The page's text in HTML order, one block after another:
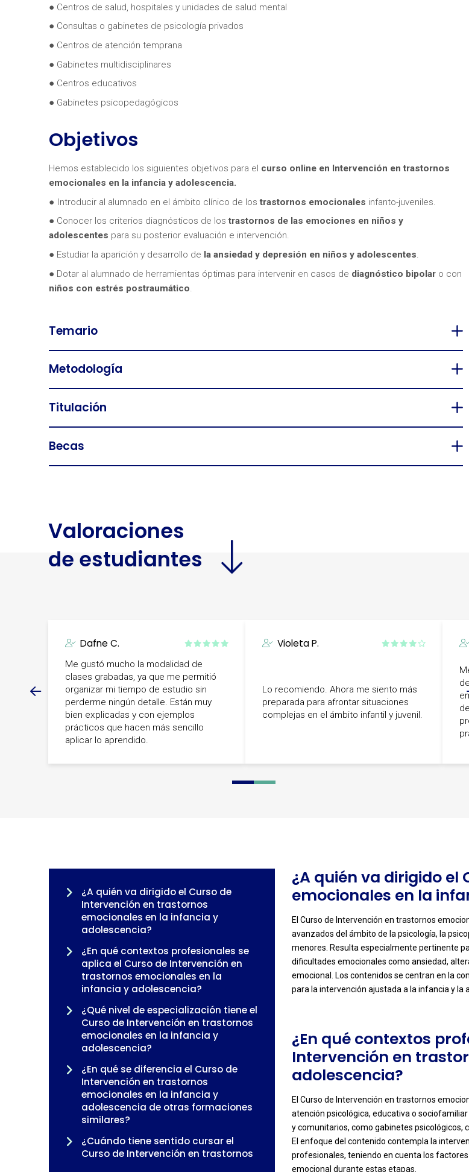
● Centros de salud, hospitales y unidades de salud mental
● Consultas o gabinetes de psicología privados
● Centros de atención temprana
● Gabinetes multidisciplinares
● Centros educativos
● Gabinetes psicopedagógicos
Objetivos
Hemos establecido los siguientes objetivos para el curso online en Intervención en trastornos
emocionales en la infancia y adolescencia.
● Introducir al alumnado en el ámbito clínico de lostrastornos emocionales infanto-juveniles.
● Conocer los criterios diagnósticos de lostrastornos de las emociones en niños y
adolescentes para su posterior evaluación e intervención.
● Estudiar la aparición y desarrollo de la ansiedad y depresión en niños y adolescentes.
● Dotar al alumnado de herramientas óptimas para intervenir en casos de diagnóstico bipolaro con
niños con estrés postraumático.
Temario
Metodología
Titulación
Becas
Valoraciones
de estudiantes
Dafne C.
Me gustó mucho la modalidad de
clases grabadas, ya que me permitió
organizar mi tiempo de estudio sin
perderme ningún detalle. Están muy
bien explicadas y con ejemplos
prácticos que hacen más sencillo
aplicar lo aprendido.
Violeta P.
Lo recomiendo. Ahora me siento más
preparada para afrontar situaciones
complejas en el ámbito infantil y juvenil.
0 1 2 3
¿A quién va dirigido el Curso de
Intervención en trastornos
emocionales en la infancia y
adolescencia?
¿En qué contextos profesionales se
aplica el Curso de Intervención en
trastornos emocionales en la
infancia y adolescencia?
¿Qué nivel de especialización tiene el
Curso de Intervención en trastornos
emocionales en la infancia y
adolescencia?
¿En qué se diferencia el Curso de
Intervención en trastornos
emocionales en la infancia y
adolescencia de otras formaciones
similares?
¿Cuándo tiene sentido cursar el
Curso de Intervención en trastornos
¿A quién va dirigido
emocionales en la
El Curso de Intervención en trastornos
avanzados del ámbito de la psicología, la
menores. Resulta especialmente pertinente
dificultades emocionales como ansiedad,
emocional. Los contenidos se centran en la
para la intervención ajustada a la infancia y la
-
¿En qué contextos
Intervención en
adolescencia?
El Curso de Intervención en trastornos
atención psicológica, educativa o
y comunitarios, como gabinetes psicológicos,
El enfoque del contenido contempla la
profesionales, teniendo en cuenta los
emocional durante estas etapas.
-
¿Necesitas más información sobre un